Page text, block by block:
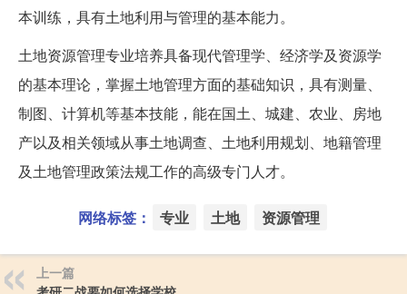
本训练，具有土地利用与管理的基本能力。
土地资源管理专业培养具备现代管理学、经济学及资源学
的基本理论，掌握土地管理方面的基础知识，具有测量、
制图、计算机等基本技能，能在国土、城建、农业、房地
产以及相关领域从事土地调查、土地利用规划、地籍管理
及土地管理政策法规工作的高级专门人才。
网络标签： 专业 土地 资源管理
上一篇